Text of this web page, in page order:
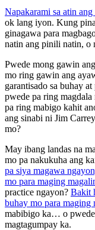
Napakarami sa atin
ok lang iyon. Kung
ginagawa para
natin ang pinili natin, o
Pwede mong gawin
mo ring gawin ang
garantisado sa buhay
pwede pa ring
pa ring mabigo kahit
ang sinabi ni Jim
mo?
May ibang landas na
mo pa nakukuha ang
pa siya magawa
mo para maging
practice ngayon? Bakit
buhay mo para maging
mabibigo ka… o
magtagumpay ka.